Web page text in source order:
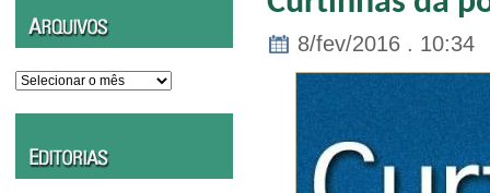
Arquivos
8/fev/2016 . 10:34